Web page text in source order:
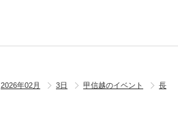
2026年02月 3日 甲信越のイベント
長